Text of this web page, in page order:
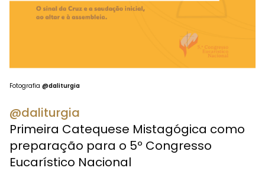
Fotografia @daliturgia
@daliturgia
Primeira Catequese Mistagógica como
preparação para o 5º Congresso
Eucarístico Nacional